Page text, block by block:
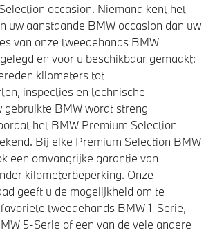
occasion. Niemand kent het
uw aanstaande BMW occasion dan uw
van onze tweedehands BMW
en voor u beschikbaar gemaakt:
kilometers tot
inspecties en technische
gebruikte BMW wordt streng
het BMW Premium Selection
Bij elke Premium Selection BMW
een omvangrijke garantie van
kilometerbeperking. Onze
geeft u de mogelijkheid om te
tweedehands BMW 1-Serie,
5-Serie of een van de vele andere